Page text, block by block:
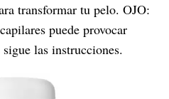
transformar tu pelo. OJO:
puede provocar
las instrucciones.